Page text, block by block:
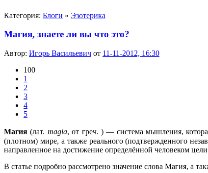
Категория: Блоги » Эзотерика
Магия, знаете ли вы что это?
Автор: Игорь Васильевич от 11-11-2012, 16:30
100
1
2
3
4
5
Магия (лат. magia, от греч. ) — система мышления,
(плотном) мире, а также реального (подтвержденного
направленное на достижение определённой человеком
В статье подробно рассмотрено значение слова Магия, а